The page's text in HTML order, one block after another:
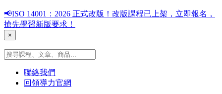
📢ISO 14001：2026 正式改版！改版課程已上架，立即報名，
搶先學習新版要求！
×
聯絡我們
回領導力官網